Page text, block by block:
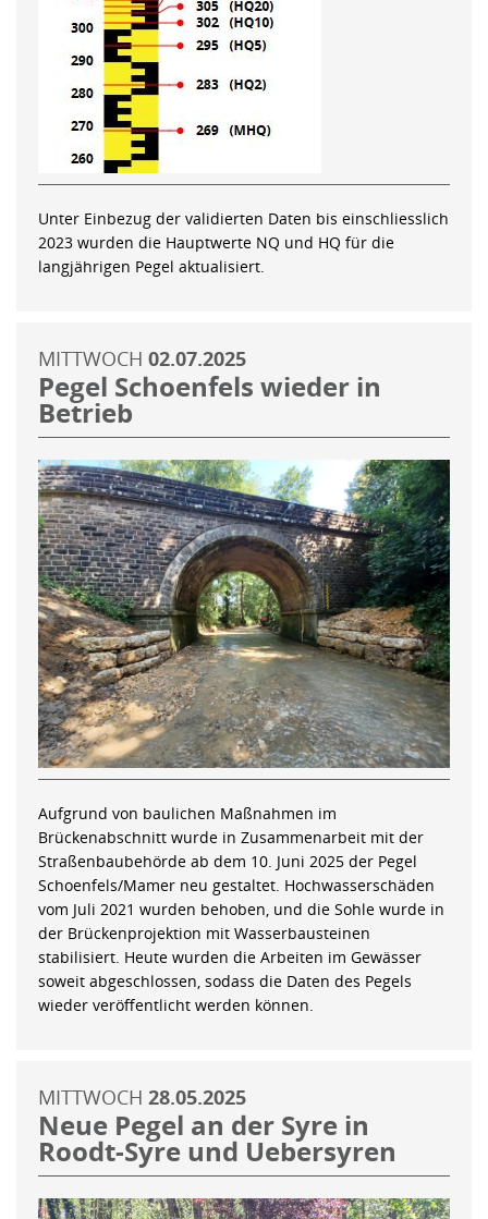
Unter Einbezug der validierten Daten bis einschliesslich
2023 wurden die Hauptwerte NQ und HQ für die
langjährigen Pegel aktualisiert.
MITTWOCH 02.07.2025
Pegel Schoenfels wieder in
Betrieb
Aufgrund von baulichen Maßnahmen im
Brückenabschnitt wurde in Zusammenarbeit mit der
Straßenbaubehörde ab dem 10. Juni 2025 der Pegel
Schoenfels/Mamer neu gestaltet. Hochwasserschäden
vom Juli 2021 wurden behoben, und die Sohle wurde in
der Brückenprojektion mit Wasserbausteinen
stabilisiert. Heute wurden die Arbeiten im Gewässer
soweit abgeschlossen, sodass die Daten des Pegels
wieder veröffentlicht werden können.
MITTWOCH 28.05.2025
Neue Pegel an der Syre in
Roodt-Syre und Uebersyren